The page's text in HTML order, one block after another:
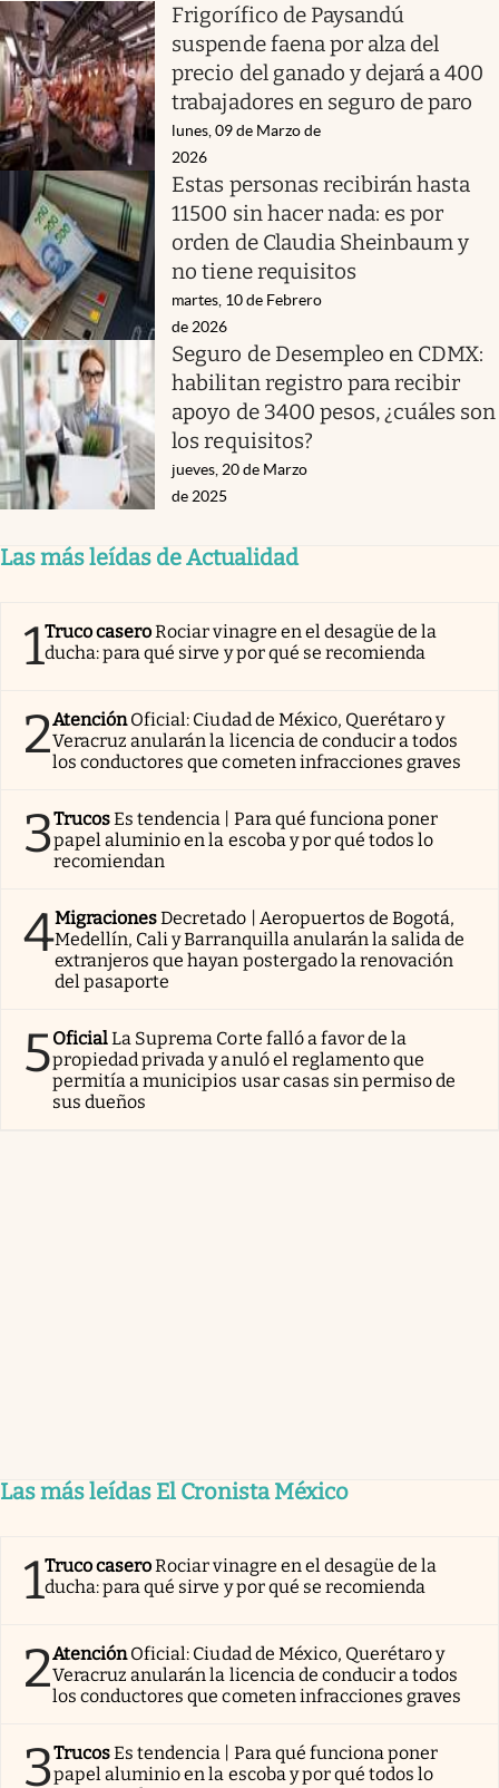
Frigorífico de Paysandú
suspende faena por alza del
precio del ganado y dejará a 400
trabajadores en seguro de paro
lunes, 09 de Marzo de
2026
Estas personas recibirán hasta
11500 sin hacer nada: es por
orden de Claudia Sheinbaum y
no tiene requisitos
martes, 10 de Febrero
de 2026
Seguro de Desempleo en CDMX:
habilitan registro para recibir
apoyo de 3400 pesos, ¿cuáles son
los requisitos?
jueves, 20 de Marzo
de 2025
Las más leídas de Actualidad
1Truco caseroRociar vinagre en el desagüe de la
ducha: para qué sirve y por qué se recomienda
2AtenciónOficial: Ciudad de México, Querétaro y
Veracruz anularán la licencia de conducir a todos
los conductores que cometen infracciones graves
3TrucosEs tendencia | Para qué funciona poner
papel aluminio en la escoba y por qué todos lo
recomiendan
4MigracionesDecretado | Aeropuertos de Bogotá,
Medellín, Cali y Barranquilla anularán la salida de
extranjeros que hayan postergado la renovación
del pasaporte
5OficialLa Suprema Corte falló a favor de la
propiedad privada y anuló el reglamento que
permitía a municipios usar casas sin permiso de
sus dueños
Las más leídas El Cronista México
1Truco caseroRociar vinagre en el desagüe de la
ducha: para qué sirve y por qué se recomienda
2AtenciónOficial: Ciudad de México, Querétaro y
Veracruz anularán la licencia de conducir a todos
los conductores que cometen infracciones graves
3TrucosEs tendencia | Para qué funciona poner
papel aluminio en la escoba y por qué todos lo